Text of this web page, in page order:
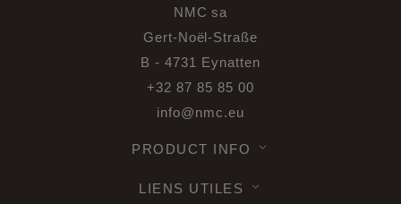
NMC sa
Gert-Noël-Straße
B - 4731 Eynatten
+32 87 85 85 00
info@nmc.eu
PRODUCT INFO
LIENS UTILES